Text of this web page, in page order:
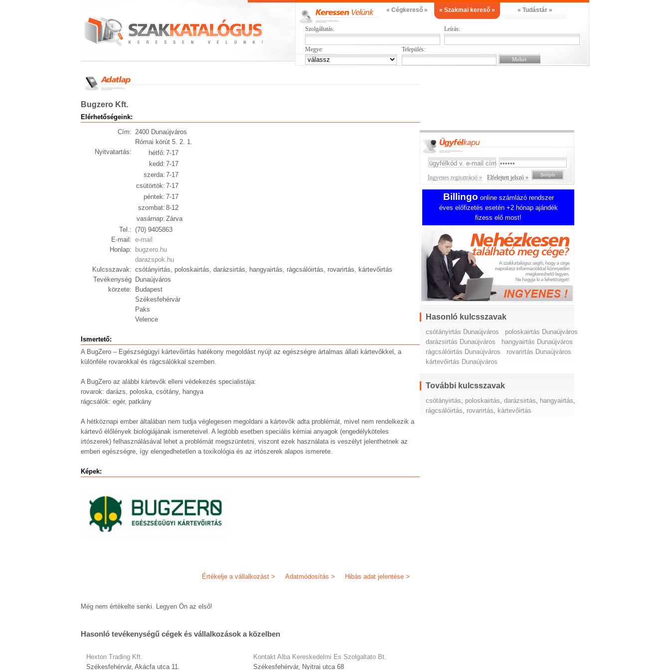
« Cégkereső » « Szakmai kereső » « Tudástár »
Szolgáltatás: Leírás:
Megye: Település:
Bugzero Kft.
Elérhetőségeink:
Cím: 2400 Dunaújváros
Római körút 5. 2. 1.
Nyitvatartás:
hétfő: 7-17
kedd: 7-17
szerda: 7-17
csütörtök: 7-17
péntek: 7-17
szombat: 8-12
vasárnap: Zárva
Tel.: (70) 9405863
E-mail: e-mail
Honlap:
bugzero.hu
darazspok.hu
Kulcsszavak: csótányirtás, poloskairtás, darázsirtás, hangyairtás, rágcsálóirtás, rovarirtás, kártevőirtás
Tevékenység
körzete:
Dunaújváros
Budapest
Székesfehérvár
Paks
Velence
Ismertető:
A BugZero – Egészségügyi kártevőirtás hatékony megoldást nyújt az egészségre ártalmas állati kártevőkkel, a
különféle rovarokkal és rágcsálókkal szemben.
A BugZero az alábbi kártevők elleni védekezés specialistája:
rovarok: darázs, poloska, csótány, hangya
rágcsálók: egér, patkány
A hétköznapi ember általában nem tudja véglegesen megoldani a kártevők adta problémát, mivel nem rendelkezik a
kártevő élőlények biológiájának ismereteivel. A legtöbb esetben speciális kémiai anyagok (engedélyköteles
irtószerek) felhasználásával lehet a problémát megszüntetni, viszont ezek használata is veszélyt jelenthetnek az
emberi egészségre, így elengedhetetlen a toxikológia és az irtószerek alapos ismerete.
Képek:
Hibás adat jelentése >
Adatmódosítás >
Értékelje a vállalkozást >
Még nem értékelte senki. Legyen Ön az első!
Hasonló tevékenységű cégek és vállalkozások a közelben
Hexton Trading Kft.
Székesfehérvár, Akácfa utca 11.
Kontakt Alba Kereskedelmi Es Szolgaltato Bt.
Székesfehérvár, Nyitrai utca 68
Ingyenes regisztráció » Elfelejtett jelszó »
Billingo online számlázó rendszer
éves előfizetés esetén +2 hónap ajándék
fizess elő most!
Hasonló kulcsszavak
csótányirtás Dunaújváros
poloskairtás Dunaújváros
darázsirtás Dunaújváros
hangyairtás Dunaújváros
rágcsálóirtás Dunaújváros
rovarirtás Dunaújváros
kártevőirtás Dunaújváros
További kulcsszavak
csótányirtás, poloskairtás,darázsirtás, hangyairtás,
rágcsálóirtás, rovarirtás, kártevőirtás